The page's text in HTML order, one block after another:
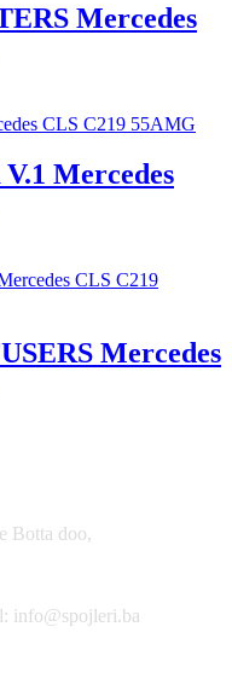
Mercedes
Mercedes
Mercedes
Botta doo,
info@spojleri.ba